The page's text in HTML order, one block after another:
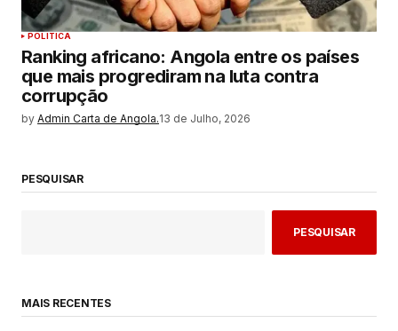
POLITICA
Ranking africano: Angola entre os países
que mais progrediram na luta contra
corrupção
by Admin Carta de Angola.13 de Julho, 2026
PESQUISAR
PESQUISAR
MAIS RECENTES